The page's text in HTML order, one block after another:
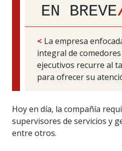
EN BREVE
< La empresa
integral de
ejecutivos recurre al
para ofrecer su
Hoy en día, la compañía
supervisores de servicios y
entre otros.